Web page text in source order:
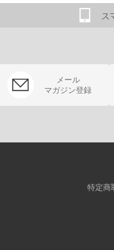
メール
マガジン登録
特定商